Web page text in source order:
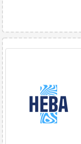
Нефрология
Нутрициология
Онкология
Онкология-маммология
Ортопедия